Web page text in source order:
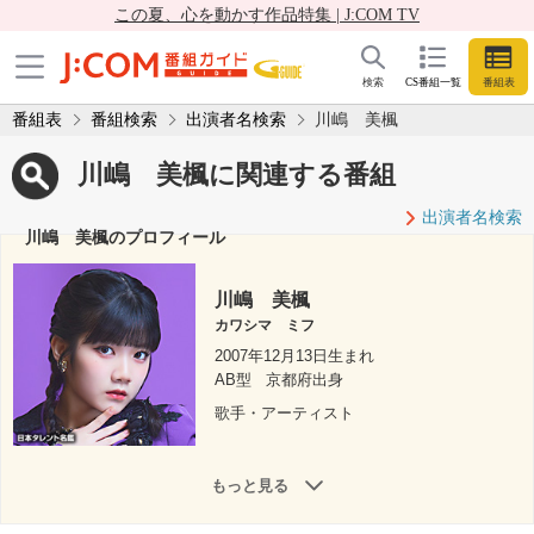
この夏、心を動かす作品特集 | J:COM TV
CS番組一覧 番組表
検索
番組表 番組検索 出演者名検索 川嶋 美楓
川嶋 美楓に関連する番組
出演者名検索
川嶋 美楓のプロフィール
川嶋 美楓
カワシマ ミフ
2007年12月13日生まれ
AB型
京都府出身
歌手・アーティスト
もっと見る